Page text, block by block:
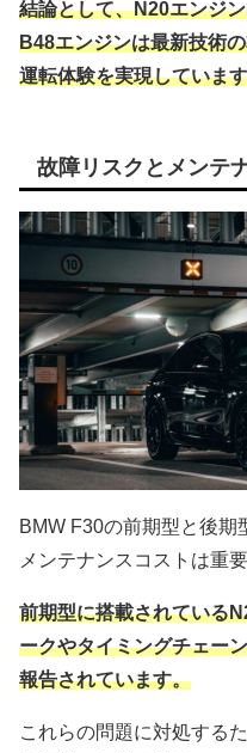
結論として、N20エンジ
B48エンジンは最新技術
運転体験を実現しています
故障リスクとメンテ
BMW F30の前期型と後期
メンテナンスコストは重
前期型に搭載されている
ークやタイミングチェー
報告されています。
これらの問題に対処する